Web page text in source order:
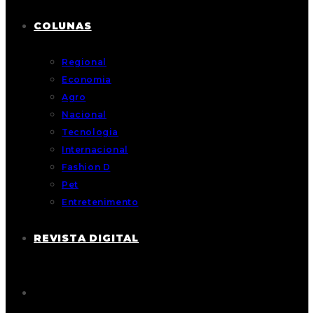
COLUNAS
Regional
Economia
Agro
Nacional
Tecnologia
Internacional
Fashion D
Pet
Entretenimento
REVISTA DIGITAL